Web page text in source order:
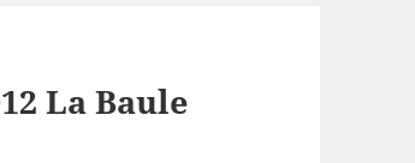
La Baule